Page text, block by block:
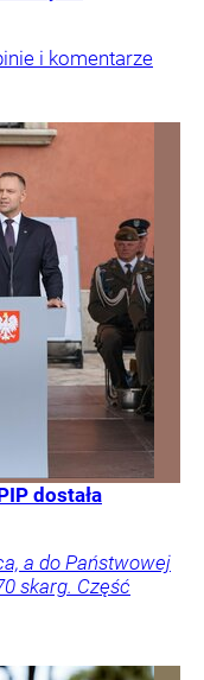
i komentarze
dostała
a do Państwowej
skarg. Część